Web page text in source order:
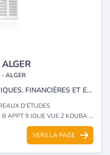
ALGER
CABINET D'ÉTUDES ÉCONOMIQUES, FINANCIÈRES ET EN INVESTISSEMENT ET CONSEILS AUX ENTREPRISES.
D'ÉTUDES
9 JOLIE VUE 2 KOUBA - ALGER
VERS LA PAGE